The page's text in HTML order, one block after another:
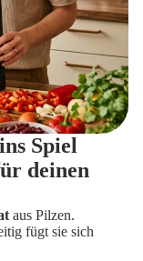
Spiel
deinen
aus Pilzen.
fügt sie sich